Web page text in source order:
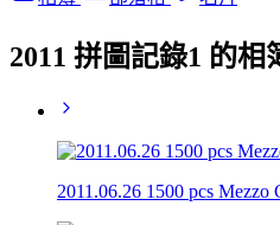
2011 拼圖記錄1 的相
2011.06.26 1500 pcs Mezzo